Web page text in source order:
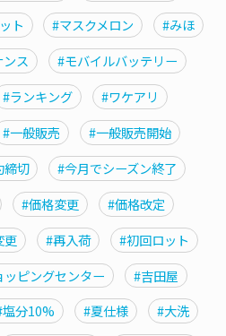
ト #マスクメロン
#みほ
ス
#モバイルバッテリー
#ランキング
#ワケアリ
#一般販売
#一般販売開始
締切
#今月でシーズン終了
#価格変更
#価格改定
更 #再入荷
#初回ロット
ピングセンター
#吉田屋
分10% #夏仕様
#大洗